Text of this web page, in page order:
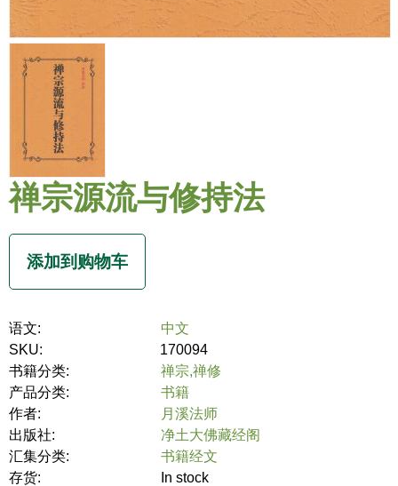
禅宗源流与修持法
语文:
中文
SKU:
170094
书籍分类:
禅宗,禅修
产品分类:
书籍
作者:
月溪法师
出版社:
净土大佛藏经阁
汇集分类:
书籍经文
存货:
In stock